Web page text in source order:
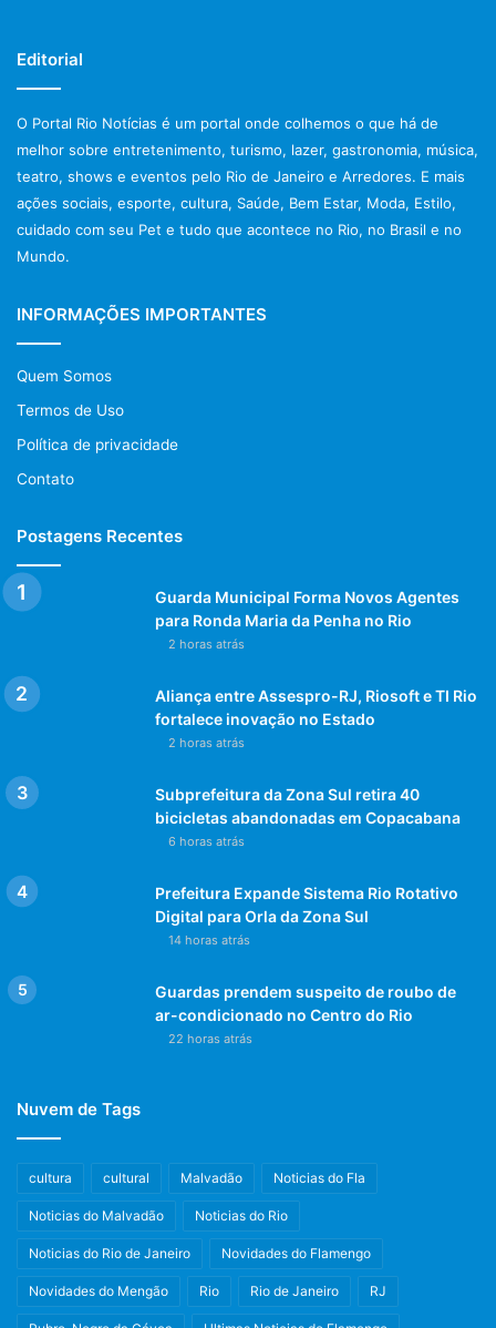
Editorial
O Portal Rio Notícias é um portal onde colhemos o que há de
melhor sobre entretenimento, turismo, lazer, gastronomia, música,
teatro, shows e eventos pelo Rio de Janeiro e Arredores. E mais
ações sociais, esporte, cultura, Saúde, Bem Estar, Moda, Estilo,
cuidado com seu Pet e tudo que acontece no Rio, no Brasil e no
Mundo.
INFORMAÇÕES IMPORTANTES
Quem Somos
Termos de Uso
Política de privacidade
Contato
Postagens Recentes
Guarda Municipal Forma Novos Agentes
para Ronda Maria da Penha no Rio
2 horas atrás
Aliança entre Assespro-RJ, Riosoft e TI Rio
fortalece inovação no Estado
2 horas atrás
Subprefeitura da Zona Sul retira 40
bicicletas abandonadas em Copacabana
6 horas atrás
Prefeitura Expande Sistema Rio Rotativo
Digital para Orla da Zona Sul
14 horas atrás
Guardas prendem suspeito de roubo de
ar-condicionado no Centro do Rio
22 horas atrás
Nuvem de Tags
cultura cultural Malvadão Noticias do Fla
Noticias do Malvadão Noticias do Rio
Noticias do Rio de Janeiro Novidades do Flamengo
Novidades do Mengão Rio Rio de Janeiro RJ